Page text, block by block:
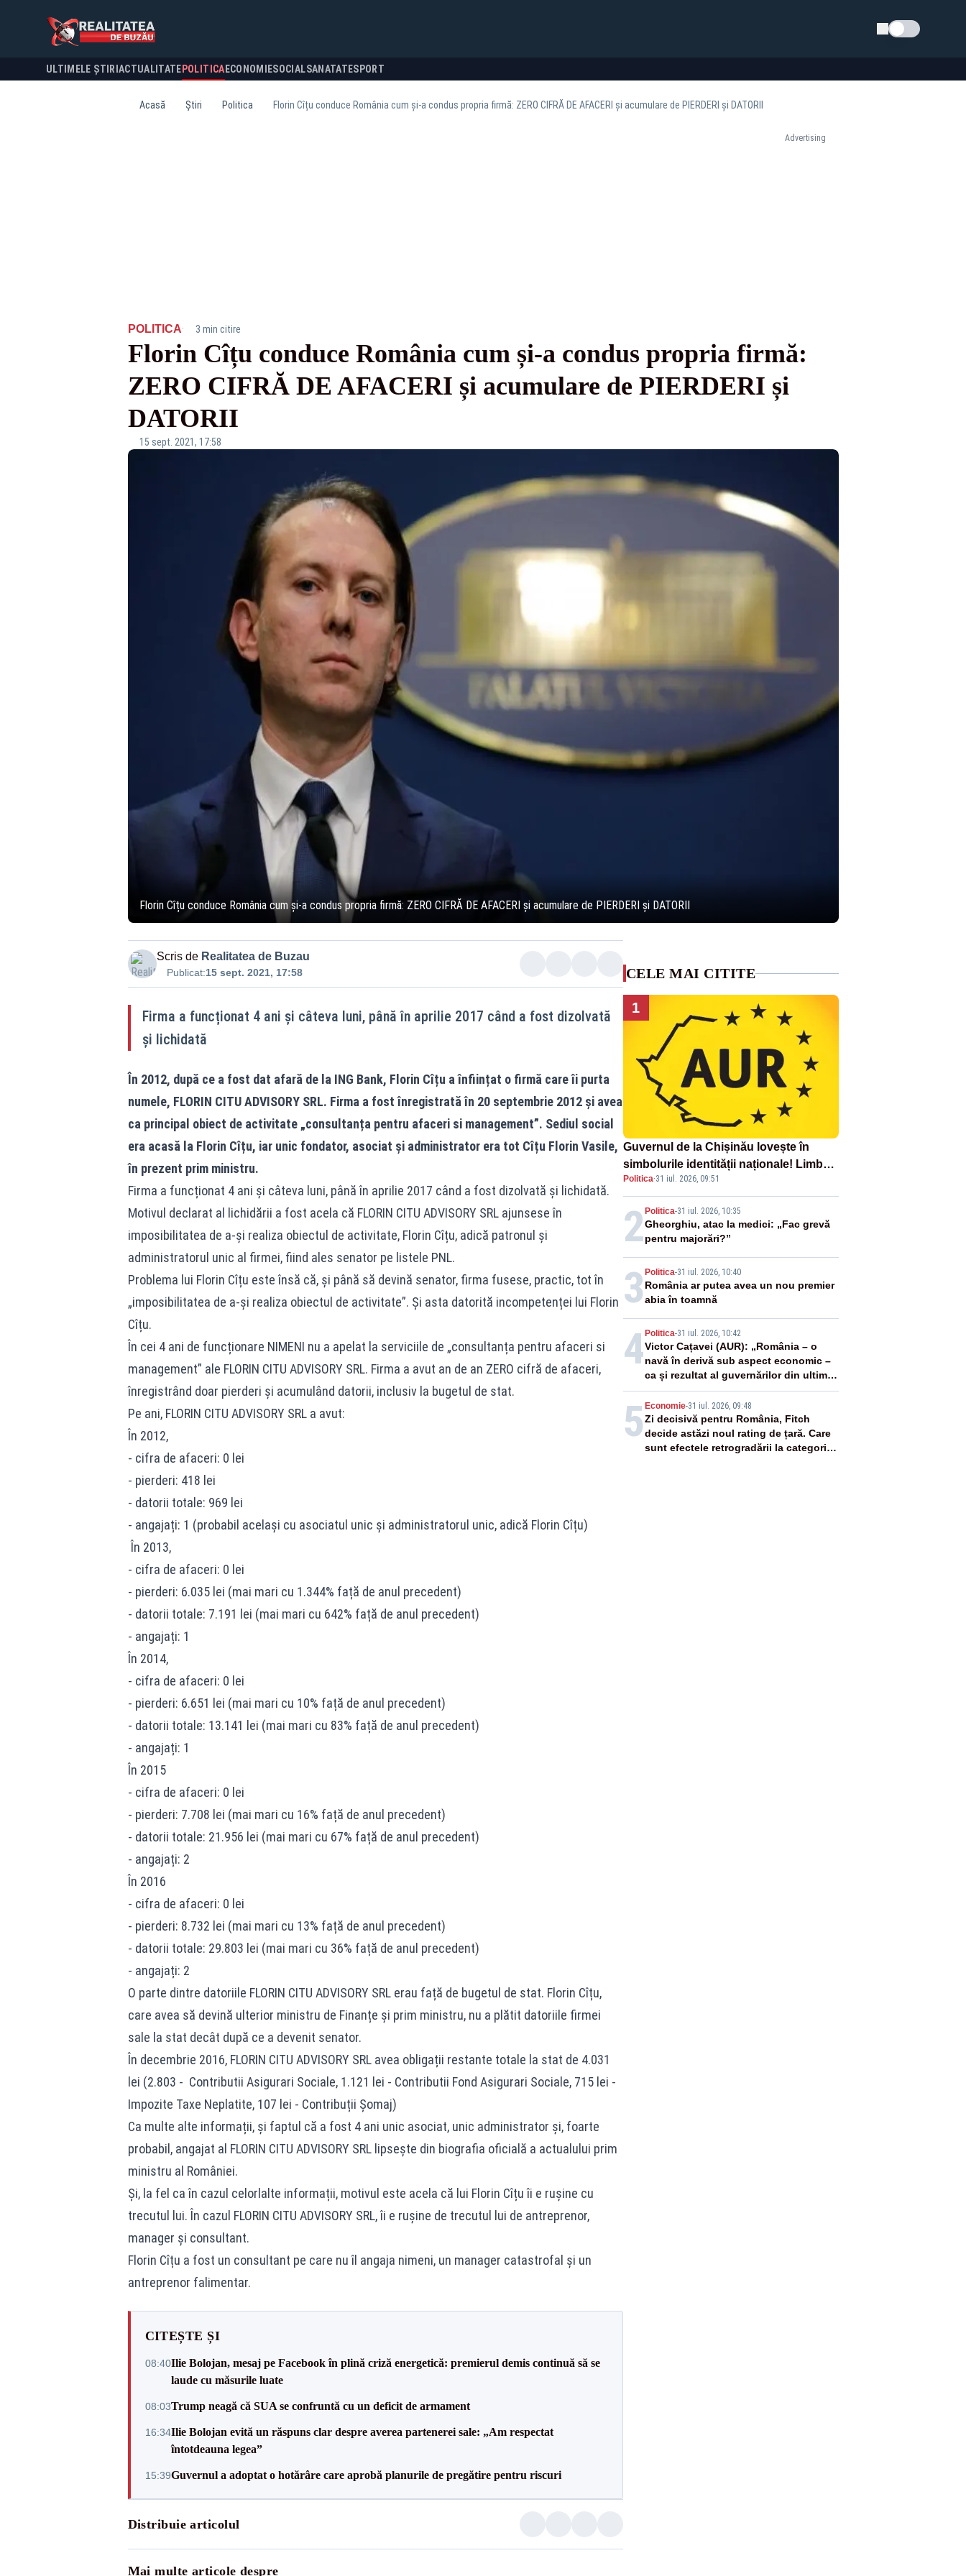
Schimba tema
ULTIMELE ȘTIRI ACTUALITATE POLITICA ECONOMIESOCIALSANATATESPORT
Acasă Știri Politica Florin Cîțu conduce România cum și-a condus propria firmă: ZERO CIFRĂ DE AFACERI și acumulare de PIERDERI și DATORII
Advertising
POLITICA· 3 min citire
Florin Cîțu conduce România cum și-a condus propria firmă:
ZERO CIFRĂ DE AFACERI și acumulare de PIERDERI și
DATORII
15 sept. 2021, 17:58
Florin Cîțu conduce România cum și-a condus propria firmă: ZERO CIFRĂ DE AFACERI și acumulare de PIERDERI și DATORII
Scris de Realitatea de Buzau
Publicat:15 sept. 2021, 17:58
Firma a funcționat 4 ani și câteva luni, până în aprilie 2017 când a fost dizolvată
și lichidată
În 2012, după ce a fost dat afară de la ING Bank, Florin Cîțu a înființat o firmă care îi purta
numele, FLORIN CITU ADVISORY SRL. Firma a fost înregistrată în 20 septembrie 2012 și avea
ca principal obiect de activitate „consultanța pentru afaceri si management”. Sediul social
era acasă la Florin Cîțu, iar unic fondator, asociat și administrator era tot Cîțu Florin Vasile,
în prezent prim ministru.
Firma a funcționat 4 ani și câteva luni, până în aprilie 2017 când a fost dizolvată și lichidată.
Motivul declarat al lichidării a fost acela că FLORIN CITU ADVISORY SRL ajunsese în
imposibilitatea de a-și realiza obiectul de activitate, Florin Cîțu, adică patronul și
administratorul unic al firmei, fiind ales senator pe listele PNL.
Problema lui Florin Cîțu este însă că, și până să devină senator, firma fusese, practic, tot în
„imposibilitatea de a-și realiza obiectul de activitate”. Și asta datorită incompetenței lui Florin
Cîțu.
În cei 4 ani de funcționare NIMENI nu a apelat la serviciile de „consultanța pentru afaceri si
management” ale FLORIN CITU ADVISORY SRL. Firma a avut an de an ZERO cifră de afaceri,
înregistrând doar pierderi și acumulând datorii, inclusiv la bugetul de stat.
Pe ani, FLORIN CITU ADVISORY SRL a avut:
În 2012,
- cifra de afaceri: 0 lei
- pierderi: 418 lei
- datorii totale: 969 lei
- angajați: 1 (probabil același cu asociatul unic și administratorul unic, adică Florin Cîțu)
În 2013,
- cifra de afaceri: 0 lei
- pierderi: 6.035 lei (mai mari cu 1.344% față de anul precedent)
- datorii totale: 7.191 lei (mai mari cu 642% față de anul precedent)
- angajați: 1
În 2014,
- cifra de afaceri: 0 lei
- pierderi: 6.651 lei (mai mari cu 10% față de anul precedent)
- datorii totale: 13.141 lei (mai mari cu 83% față de anul precedent)
- angajați: 1
În 2015
- cifra de afaceri: 0 lei
- pierderi: 7.708 lei (mai mari cu 16% față de anul precedent)
- datorii totale: 21.956 lei (mai mari cu 67% față de anul precedent)
- angajați: 2
În 2016
- cifra de afaceri: 0 lei
- pierderi: 8.732 lei (mai mari cu 13% față de anul precedent)
- datorii totale: 29.803 lei (mai mari cu 36% față de anul precedent)
- angajați: 2
O parte dintre datoriile FLORIN CITU ADVISORY SRL erau față de bugetul de stat. Florin Cîțu,
care avea să devină ulterior ministru de Finanțe și prim ministru, nu a plătit datoriile firmei
sale la stat decât după ce a devenit senator.
În decembrie 2016, FLORIN CITU ADVISORY SRL avea obligații restante totale la stat de 4.031
lei (2.803 - Contributii Asigurari Sociale, 1.121 lei - Contributii Fond Asigurari Sociale, 715 lei -
Impozite Taxe Neplatite, 107 lei - Contribuții Șomaj)
Ca multe alte informații, și faptul că a fost 4 ani unic asociat, unic administrator și, foarte
probabil, angajat al FLORIN CITU ADVISORY SRL lipsește din biografia oficială a actualului prim
ministru al României.
Și, la fel ca în cazul celorlalte informații, motivul este acela că lui Florin Cîțu îi e rușine cu
trecutul lui. În cazul FLORIN CITU ADVISORY SRL, îi e rușine de trecutul lui de antreprenor,
manager și consultant.
Florin Cîțu a fost un consultant pe care nu îl angaja nimeni, un manager catastrofal și un
antreprenor falimentar.
CITEȘTE ȘI
08:40Ilie Bolojan, mesaj pe Facebook în plină criză energetică: premierul demis continuă să se
laude cu măsurile luate
08:03Trump neagă că SUA se confruntă cu un deficit de armament
16:34Ilie Bolojan evită un răspuns clar despre averea partenerei sale: „Am respectat
întotdeauna legea”
15:39Guvernul a adoptat o hotărâre care aprobă planurile de pregătire pentru riscuri
Distribuie articolul
Mai multe articole despre
CELE MAI CITITE
1
Guvernul de la Chișinău lovește în
simbolurile identității naționale! Limba
română nu se economisește! Limba
română se sărbătorește!
Politica·31 iul. 2026, 09:51
2 Politica-31 iul. 2026, 10:35
Gheorghiu, atac la medici: „Fac grevă
pentru majorări?”
3 Politica-31 iul. 2026, 10:40
România ar putea avea un nou premier
abia în toamnă
4 Politica-31 iul. 2026, 10:42
Victor Cațavei (AUR): „România – o
navă în derivă sub aspect economic –
ca și rezultat al guvernărilor din ultimii
36 de ani”
5 Economie-31 iul. 2026, 09:48
Zi decisivă pentru România, Fitch
decide astăzi noul rating de țară. Care
sunt efectele retrogradării la categoria